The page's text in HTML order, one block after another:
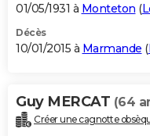
01/05/1931 à Monteton (
Décès
10/01/2015 à Marmande (
Guy MERCAT (64
Créer une cagnotte